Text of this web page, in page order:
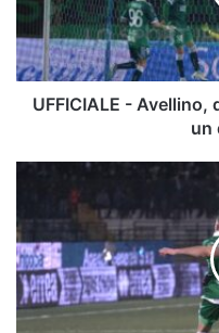
rinnova
anche
un
difensore
UFFICIALE -
un
Avellino,
e
sono
tre!
Rinnova